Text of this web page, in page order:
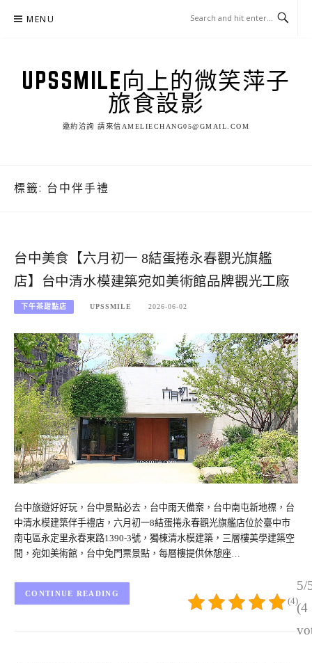
MENU
UPSSMILE向上的微笑萍子
旅食設影
邀約洽詢 請來信AMELIECHANG05@GMAIL.COM
標籤: 台中伴手禮
台中美食【六月初一 8結蛋捲永春觀光旗艦
店】台中清水模建築宛如美術館品牌觀光工廠
下午茶甜點店 UPSSMILE 2026-06-02
台中旅遊好好玩，台中景點必去，台中雨天備案，台中南屯新地標，台
中清水模建築伴手禮店，六月初一8結蛋捲永春觀光旗艦店位於臺中市
南屯區永定里永春東路1390-3號，獨棟清水模建築，三層樓美學建築空
間，宛如美術館，台中免門票景點，每層樓提供休憩座…
5/
(4
(4)
CONTINUE READING